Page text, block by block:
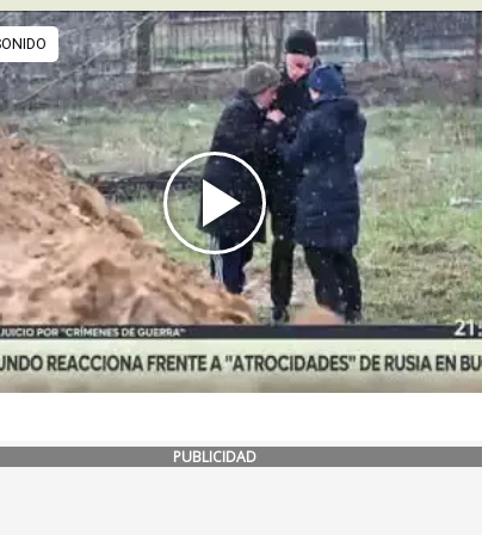
PUBLICIDAD